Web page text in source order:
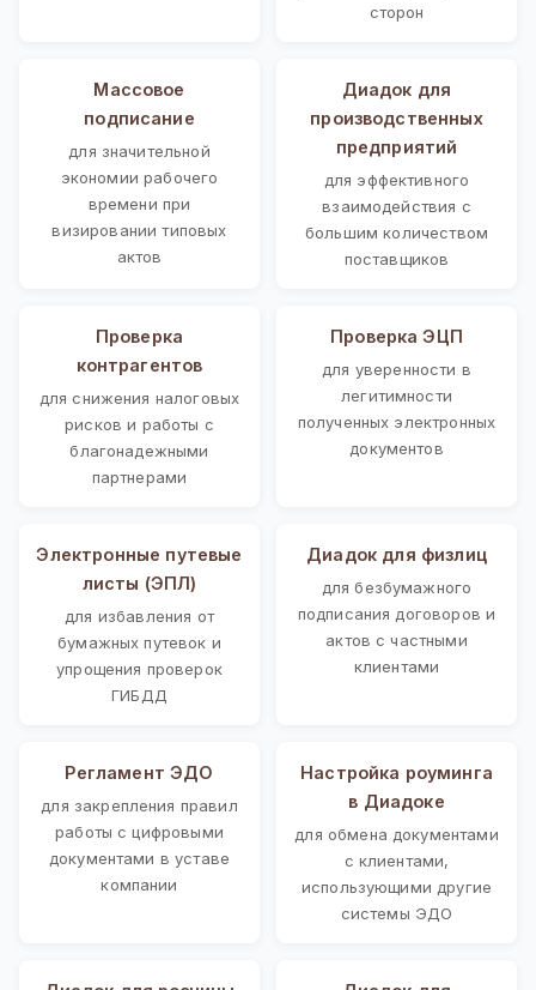
сторон
Массовое
подписание
для значительной
экономии рабочего
времени при
визировании типовых
актов
Диадок для
производственных
предприятий
для эффективного
взаимодействия с
большим количеством
поставщиков
Проверка
контрагентов
для снижения налоговых
рисков и работы с
благонадежными
партнерами
Проверка ЭЦП
для уверенности в
легитимности
полученных электронных
документов
Электронные путевые
листы (ЭПЛ)
для избавления от
бумажных путевок и
упрощения проверок
ГИБДД
Диадок для физлиц
для безбумажного
подписания договоров и
актов с частными
клиентами
Регламент ЭДО
для закрепления правил
работы с цифровыми
документами в уставе
компании
Настройка роуминга
в Диадоке
для обмена документами
с клиентами,
использующими другие
системы ЭДО